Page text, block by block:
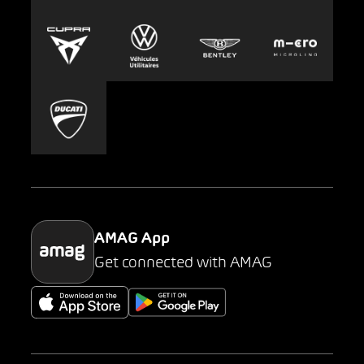
Europcar
Carsharing
Mobility-as-a-Service
Parking
Presse
AMAG App
Get connected with AMAG